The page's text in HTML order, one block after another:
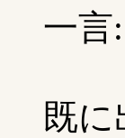
一言
既